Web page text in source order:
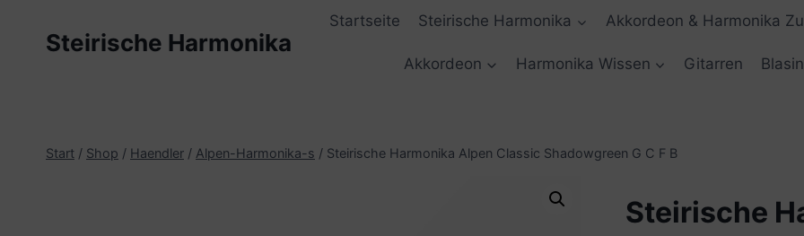
Steirische Harmonika
Startseite Steirische Harmonika Akkordeon & Harmonika
Akkordeon Harmonika Wissen Gitarren
Start / Shop / Haendler / Alpen-Harmonika-s / Steirische Harmonika Alpen Classic Shadowgreen G C F B
Steirische